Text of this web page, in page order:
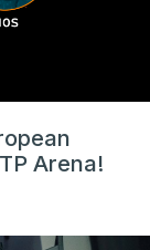
Arena!